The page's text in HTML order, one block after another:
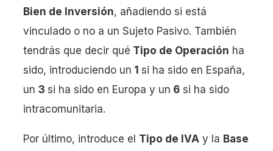
Bien de Inversión, añadiendo si está
vinculado o no a un Sujeto Pasivo. También
tendrás que decir qué Tipo de Operación ha
sido, introduciendo un 1 si ha sido en España,
un 3 si ha sido en Europa y un 6 si ha sido
intracomunitaria.
Por último, introduce el Tipo de IVA y la Base